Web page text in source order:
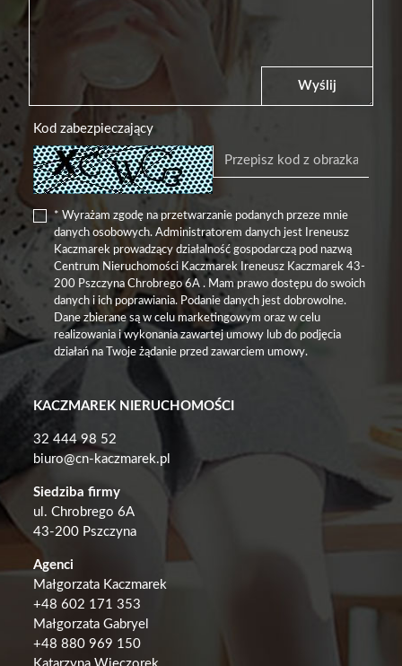
KACZMAREK NIERUCHOMOŚCI
32 444 98 52
biuro@cn-kaczmarek.pl
Siedziba firmy
ul. Chrobrego 6A
43-200 Pszczyna
Agenci
Małgorzata Kaczmarek
+48602 171 353
Małgorzata Gabryel
+48 880 969 150
Wyślij
Kod zabezpieczający
* Wyrażam zgodę na przetwarzanie podanych przeze mnie
danych osobowych. Administratorem danych jest Ireneusz
Kaczmarek prowadzący działalność gospodarczą pod nazwą
Centrum Nieruchomości Kaczmarek Ireneusz Kaczmarek 43-
200 Pszczyna Chrobrego 6A . Mam prawo dostępu do swoich
danych i ich poprawiania. Podanie danych jest dobrowolne.
Dane zbierane są w celu marketingowym oraz w celu
realizowania i wykonania zawartej umowy lub do podjęcia
działań na Twoje żądanie przed zawarciem umowy.